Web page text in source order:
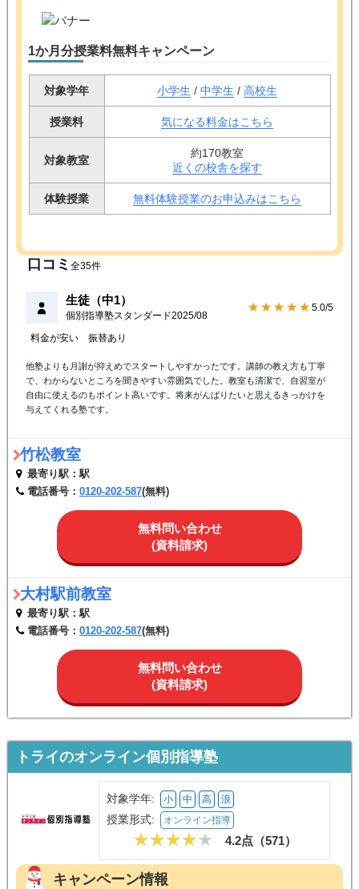
1か月分授業料無料キャンペーン
対象学年 小学生 / 中学生 / 高校生
授業料 気になる料金はこちら
対象教室
約170教室
近くの校舎を探す
体験授業 無料体験授業のお申込みはこちら
口コミ 全35件
生徒（中1）
個別指導塾スタンダード2025/08
★★★★★ 5.0/5
料金が安い 振替あり
他塾よりも月謝が抑えめでスタートしやすかったです。講師の教え方も丁寧
で、わからないところを聞きやすい雰囲気でした。教室も清潔で、自習室が
自由に使えるのもポイント高いです。将来がんばりたいと思えるきっかけを
与えてくれる塾です。
竹松教室
最寄り駅：駅
電話番号： 0120-202-587(無料)
無料問い合わせ
(資料請求)
大村駅前教室
最寄り駅：駅
電話番号： 0120-202-587(無料)
無料問い合わせ
(資料請求)
トライのオンライン個別指導塾
対象学年: 小 中 高 浪
授業形式: オンライン指導
4.2点（571）
キャンペーン情報